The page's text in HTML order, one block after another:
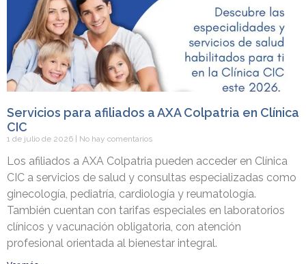
Servicios para afiliados a AXA Colpatria en Clínica
CIC
1 de julio de 2026 No hay comentarios
Los afiliados a AXA Colpatria pueden acceder en Clínica
CIC a servicios de salud y consultas especializadas como
ginecología, pediatría, cardiología y reumatología.
También cuentan con tarifas especiales en laboratorios
clínicos y vacunación obligatoria, con atención
profesional orientada al bienestar integral.